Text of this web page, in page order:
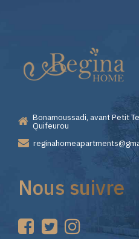
Casino
—
Pas
sur
Bonamoussadi, avant Petit
Quifeurou
Nous suivre